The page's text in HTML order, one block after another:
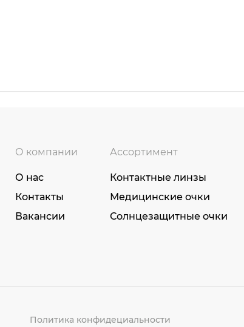
О компании
О нас
Контакты
Вакансии
Ассортимент
Контактные линзы
Медицинские очки
Солнцезащитные очки
Политика конфидециальности